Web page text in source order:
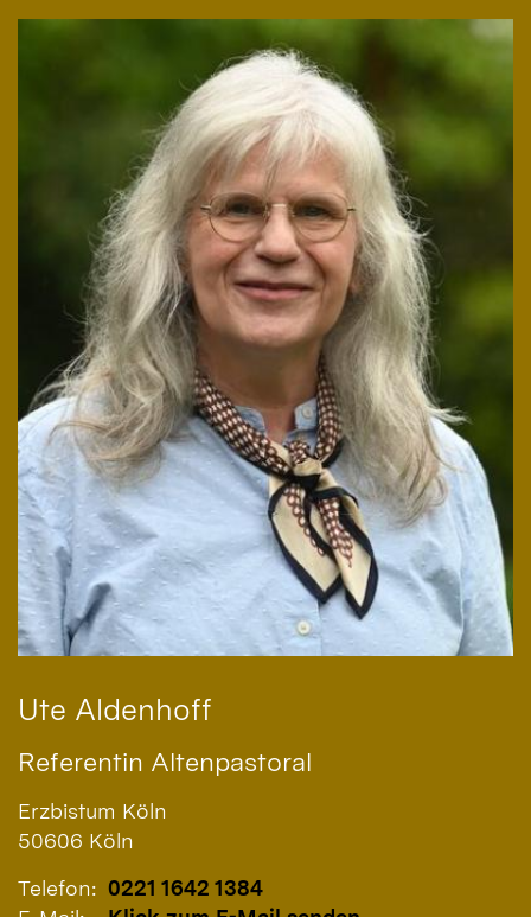
Ute Aldenhoff
Referentin Altenpastoral
Erzbistum Köln
50606 Köln
Telefon: 0221 1642 1384